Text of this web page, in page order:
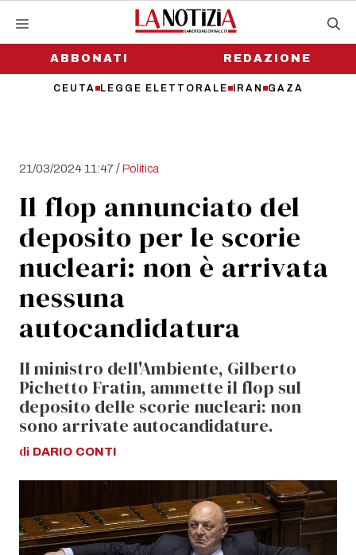
contenutoABBONATI
CEUTA LEGGE ELETTORALE IRAN GAZA
REDAZIONE
21/03/2024 11:47/Politica
Il flop annunciato del
deposito per le scorie
nucleari: non è arrivata
nessuna
autocandidatura
Il ministro dell'Ambiente, Gilberto
Pichetto Fratin, ammette il flop sul
deposito delle scorie nucleari: non
sono arrivate autocandidature.
di DARIO CONTI